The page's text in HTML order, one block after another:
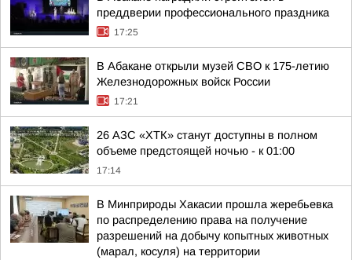
преддверии профессионального праздника
17:25
В Абакане открыли музей СВО к 175-летию
Железнодорожных войск России
17:21
26 АЗС «ХТК» станут доступны в полном
объеме предстоящей ночью - к 01:00
17:14
В Минприроды Хакасии прошла жеребьевка
по распределению права на получение
разрешений на добычу копытных животных
(марал, косуля) на территории